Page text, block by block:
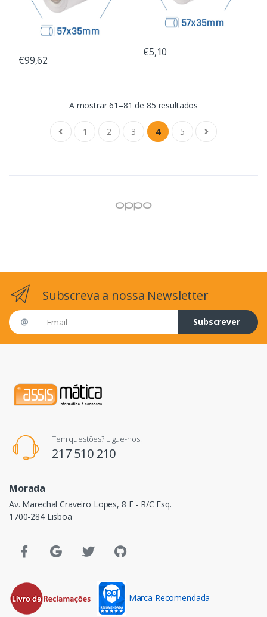
€99,62
€5,10
A mostrar 61–81 de 85 resultados
1 2 3 4 5
Subscreva a nossa Newsletter
Email address
Subscrever
Tem questões? Ligue-nos!
217 510 210
Morada
Av. Marechal Craveiro Lopes, 8 E - R/C Esq.
1700-284 Lisboa
Marca Recomendada